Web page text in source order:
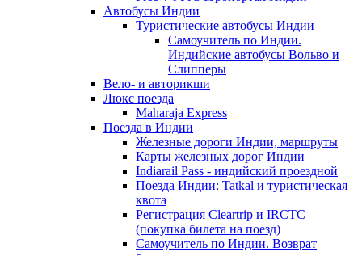
Автобусы Индии
Туристические автобусы Индии
Самоучитель по Индии.
Индийские автобусы Вольво и
Слипперы
Вело- и авторикши
Люкс поезда
Maharaja Express
Поезда в Индии
Железные дороги Индии, маршруты
Карты железных дорог Индии
Indiarail Pass - индийский проездной
Поезда Индии: Tatkal и туристическая
квота
Регистрация Сleartrip и IRCTC
(покупка билета на поезд)
Самоучитель по Индии. Возврат